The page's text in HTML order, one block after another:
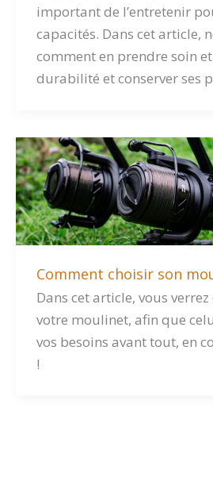
important de l’entretenir
capacités. Dans cet article,
comment en prendre soin
durabilité et conserver ses
Comment choisir son
Dans cet article, vous
votre moulinet, afin que
vos besoins avant tout, en
!